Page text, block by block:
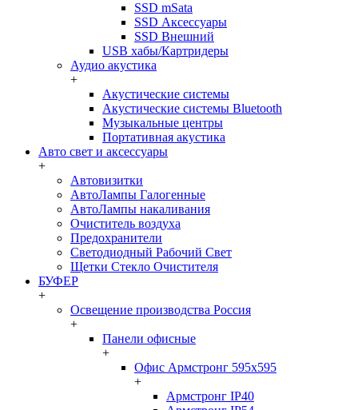
SSD mSata
SSD Аксессуары
SSD Внешний
USB хабы/Картридеры
Аудио акустика
+
Акустические системы
Акустические системы Bluetooth
Музыкальные центры
Портативная акустика
Авто свет и аксессуары
+
Автовизитки
АвтоЛампы Галогенные
АвтоЛампы накаливания
Очиститель воздуха
Предохранители
Светодиодный Рабочий Свет
Щетки Стекло Очистителя
БУФЕР
+
Освещение производства Россия
+
Панели офисные
+
Офис Армстронг 595x595
+
Армстронг IP40